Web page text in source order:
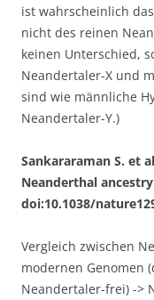
ist wahrscheinlich
nicht des reinen
keinen Unterschied,
Neandertaler-X und
sind wie männliche
Neandertaler-Y.)
Sankararaman S. et
Neanderthal
doi:10.1038/
Vergleich zwischen
modernen Genomen
Neandertaler-frei) ->